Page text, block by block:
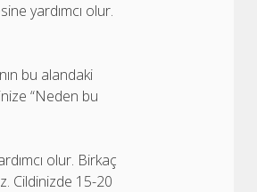
yardımcı olur.
bu alandaki
“Neden bu
olur. Birkaç
Cildinizde 15-20